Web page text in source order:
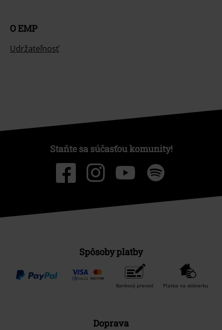
O EMP
Udržateľnosť
Staňte sa súčasťou komunity!
Spôsoby platby
Bankový prevod Platba na dobierku
Doprava